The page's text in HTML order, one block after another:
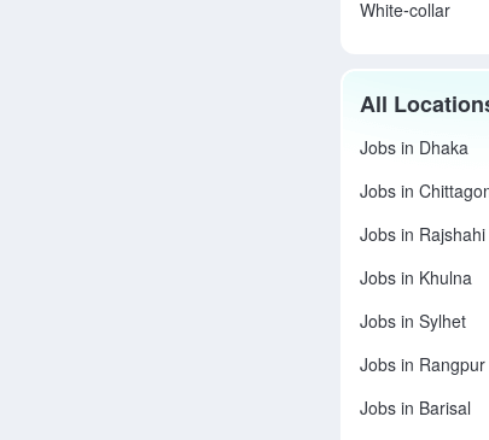
White-collar
All
Jobs in Dhaka
Jobs in
Jobs in Rajshahi
Jobs in Khulna
Jobs in Sylhet
Jobs in Rangpur
Jobs in Barisal